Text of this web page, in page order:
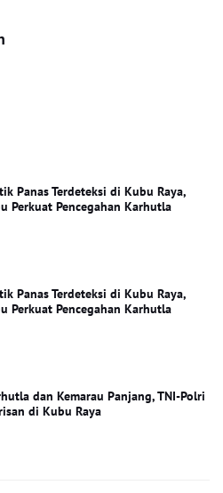
Panas Terdeteksi di Kubu Raya,
Perkuat Pencegahan Karhutla
Panas Terdeteksi di Kubu Raya,
Perkuat Pencegahan Karhutla
dan Kemarau Panjang, TNI-Polri
di Kubu Raya